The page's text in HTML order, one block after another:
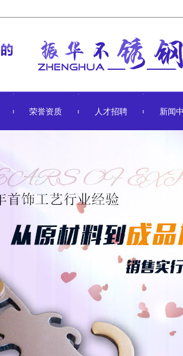
荣誉资质 人才招聘 新闻